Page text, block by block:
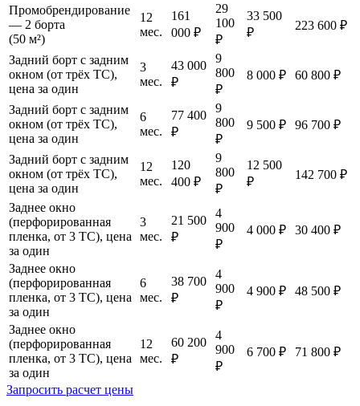
Промобрендирование
— 2 борта
(50 м²)
12
мес.
161
000 ₽
29
100
₽
33 500
₽
223 600 ₽
Задний борт с задним
окном (от трёх ТС),
цена за один
3
мес.
43 000
₽
9
800
₽
8 000 ₽ 60 800 ₽
Задний борт с задним
окном (от трёх ТС),
цена за один
6
мес.
77 400
₽
9
800
₽
9 500 ₽ 96 700 ₽
Задний борт с задним
окном (от трёх ТС),
цена за один
12
мес.
120
400 ₽
9
800
₽
12 500
₽
142 700 ₽
Заднее окно
(перфорированная
пленка, от 3 ТС), цена
за один
3
мес.
21 500
₽
4
900
₽
4 000 ₽ 30 400 ₽
Заднее окно
(перфорированная
пленка, от 3 ТС), цена
за один
6
мес.
38 700
₽
4
900
₽
4 900 ₽ 48 500 ₽
Заднее окно
(перфорированная
пленка, от 3 ТС), цена
за один
12
мес.
60 200
₽
4
900
₽
6 700 ₽ 71 800 ₽
Запросить расчет цены